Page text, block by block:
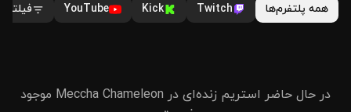
همه پلتفرم‌ها Twitch
Kick
YouTube
در حال حاضر استریم زنده‌ای در Meccha Chameleon موجود